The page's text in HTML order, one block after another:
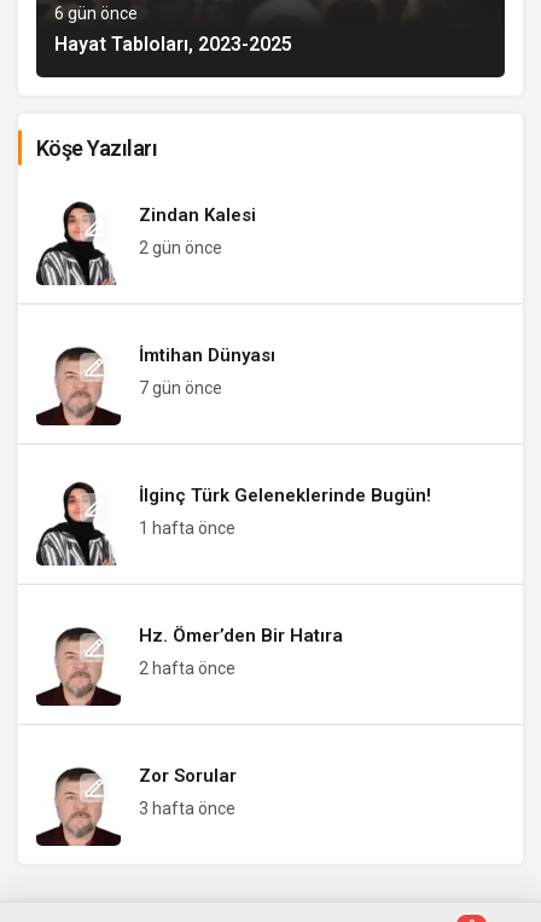
6 gün önce
Hayat Tabloları, 2023-2025
Köşe Yazıları
Zindan Kalesi
2 gün önce
İmtihan Dünyası
7 gün önce
İlginç Türk Geleneklerinde Bugün!
1 hafta önce
Hz. Ömer’den Bir Hatıra
2 hafta önce
Zor Sorular
3 hafta önce